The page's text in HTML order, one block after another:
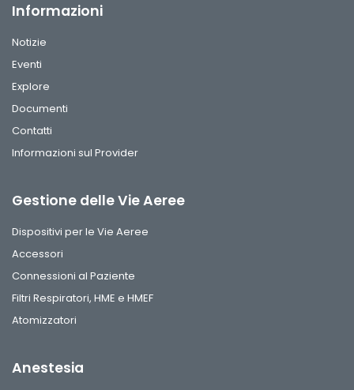
Informazioni
Notizie
Eventi
Explore
Documenti
Contatti
Informazioni sul Provider
Gestione delle Vie Aeree
Dispositivi per le Vie Aeree
Accessori
Connessioni al Paziente
Filtri Respiratori, HME e HMEF
Atomizzatori
Anestesia